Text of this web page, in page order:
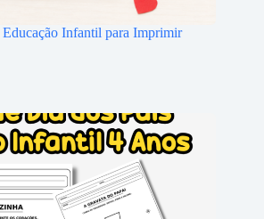
Infantil para Imprimir